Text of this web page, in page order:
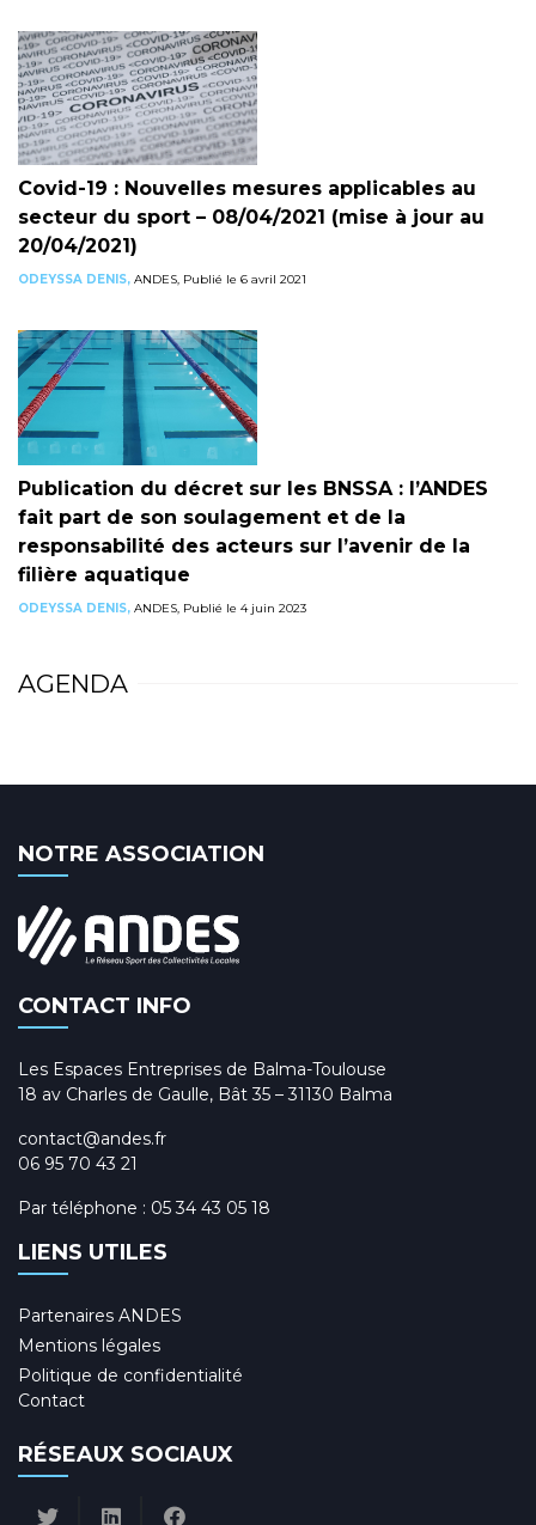
Covid-19 : Nouvelles mesures applicables au
secteur du sport – 08/04/2021 (mise à jour au
20/04/2021)
ODEYSSA DENIS, ANDES, Publié le 6 avril 2021
Publication du décret sur les BNSSA : l’ANDES
fait part de son soulagement et de la
responsabilité des acteurs sur l’avenir de la
filière aquatique
ODEYSSA DENIS, ANDES, Publié le 4 juin 2023
AGENDA
NOTRE ASSOCIATION
CONTACT INFO
Les Espaces Entreprises de Balma-Toulouse
18 av Charles de Gaulle, Bât 35 – 31130 Balma
contact@andes.fr
06 95 70 43 21
Par téléphone : 05 34 43 05 18
LIENS UTILES
Partenaires ANDES
Mentions légales
Politique de confidentialité
Contact
RÉSEAUX SOCIAUX